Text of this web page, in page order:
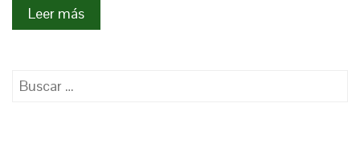
Leer más
Buscar: